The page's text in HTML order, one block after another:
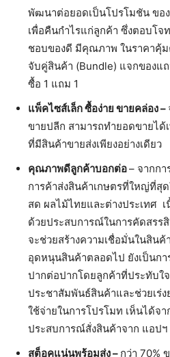
พัฒนาต่อยอดเป็นโปรโมชัน ขอ
เพื่อคืนกำไรแก่ลูกค้า ซึ่งตอบโ
ชอบของดี มีคุณภาพ ในราคาคุ้ม
จับคู่สินค้า (Bundle) แจกของแ
ซื้อ 1 แถม 1
แพ็คไซส์เล็ก ซื้อง่าย ขายคล่อง –
ขายปลีก สามารถทำยอดขายได้
ที่มีสินค้าขายส่งเพียงอย่างเดียว
คุณภาพดีลูกค้าบอกต่อ– จากก
การค้าส่งสินค้าเกษตรที่ใหญ่ที่สุ
สด ผลไม้ไทยและต่างประเทศ
ด้วยประสบการณ์ในการคัดสร
จะช่วยสร้างความเชื่อมั่นในสิน
อุดหนุนสินค้าตลอดไป ยังเป็นก
ปากต่อปากโดยลูกค้าที่ประทับใ
ประชาสัมพันธ์สินค้าและช่วยเร่
ใช้จ่ายในการโปรโมท เห็นได้จ
ประสบการณ์สั่งสินค้าจาก แอปฯ
สต็อคแน่นพร้อมส่ง – กว่า 70%